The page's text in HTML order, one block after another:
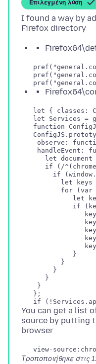
Επιλεγμένη λύση
I found a way by
let { classes:
let Services =
function
observe:
handleEvent:
let document
if (/
if
let keys
for (var
let
if
             }
          }
        }
      }
    }
   };
You can get a list
source by putting
Τροποποιήθηκε στις